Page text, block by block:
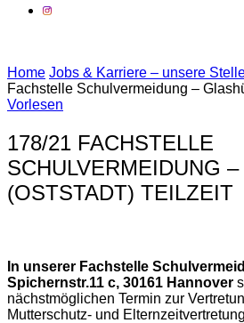
Home Jobs & Karriere – unsere
Fachstelle Schulvermeidung –
Vorlesen
178/21 FACHSTELLE
SCHULVERMEIDUNG
(OSTSTADT) TEILZEIT
In unserer Fachstelle
Spichernstr.11 c, 30161 Hannover
nächstmöglichen Termin zur
Mutterschutz- und